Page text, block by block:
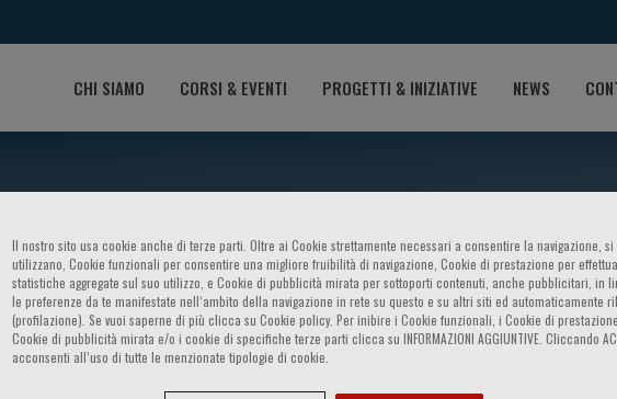
CHI SIAMO CORSI & EVENTI PROGETTI & INIZIATIVE NEWS
Il nostro sito usa cookie anche di terze parti. Oltre ai Cookie strettamente necessari a consentire la navigazione, si
utilizzano, Cookie funzionali per consentire una migliore fruibilità di navigazione, Cookie di prestazione per
statistiche aggregate sul suo utilizzo, e Cookie di pubblicità mirata per sottoporti contenuti, anche pubblicitari, in
le preferenze da te manifestate nell‘ambito della navigazione in rete su questo e su altri siti ed automaticamente
(profilazione). Se vuoi saperne di più clicca su Cookie policy. Per inibire i Cookie funzionali, i Cookie di
Cookie di pubblicità mirata e/o i cookie di specifiche terze parti clicca su INFORMAZIONI AGGIUNTIVE. Cliccando
acconsenti all’uso di tutte le menzionate tipologie di cookie.